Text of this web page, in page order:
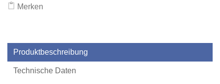
Merken
Produktbeschreibung
Technische Daten